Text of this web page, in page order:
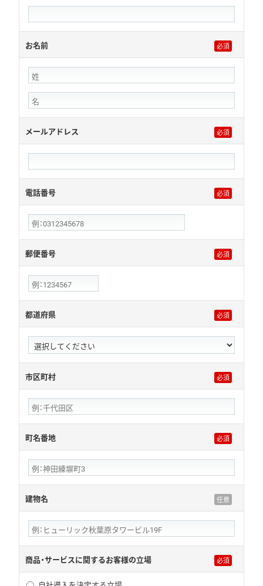
お名前
メールアドレス
電話番号
郵便番号
都道府県
市区町村
町名番地
建物名
商品・サービスに関するお客様の立場